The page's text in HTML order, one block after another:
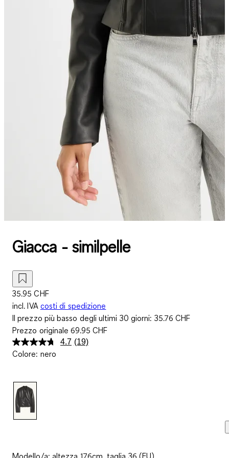
Giacca - similpelle
35.95 CHF
incl. IVA costi di spedizione
Il prezzo più basso degli ultimi 30 giorni: 35.76 CHF
Prezzo originale69.95 CHF
4.7 Leggi
(19)
Colore: nero
Modello/a: altezza 176cm, taglia 36 (EU)